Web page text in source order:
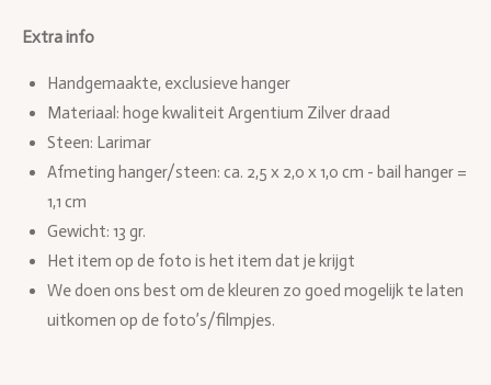
Extra info
Handgemaakte, exclusieve hanger
Materiaal: hoge kwaliteit Argentium Zilver draad
Steen: Larimar
Afmeting hanger/steen: ca. 2,5 x 2,0 x 1,0 cm - bail hanger =
1,1 cm
Gewicht: 13 gr.
Het item op de foto is het item dat je krijgt
We doen ons best om de kleuren zo goed mogelijk te laten
uitkomen op de foto’s/filmpjes.